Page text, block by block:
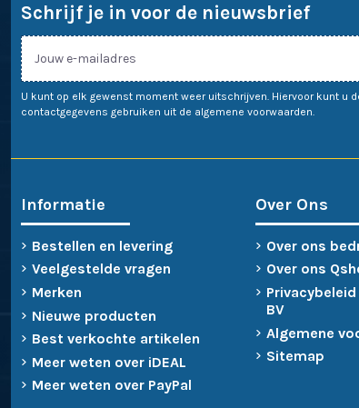
Schrijf je in voor de nieuwsbrief
U kunt op elk gewenst moment weer uitschrijven. Hiervoor kunt u
contactgegevens gebruiken uit de algemene voorwaarden.
Informatie
Bestellen en levering
Veelgestelde vragen
Merken
Nieuwe producten
Best verkochte artikelen
Meer weten over iDEAL
Meer weten over PayPal
Over Ons
Over ons
Over ons
BV
Algemene
Sitemap